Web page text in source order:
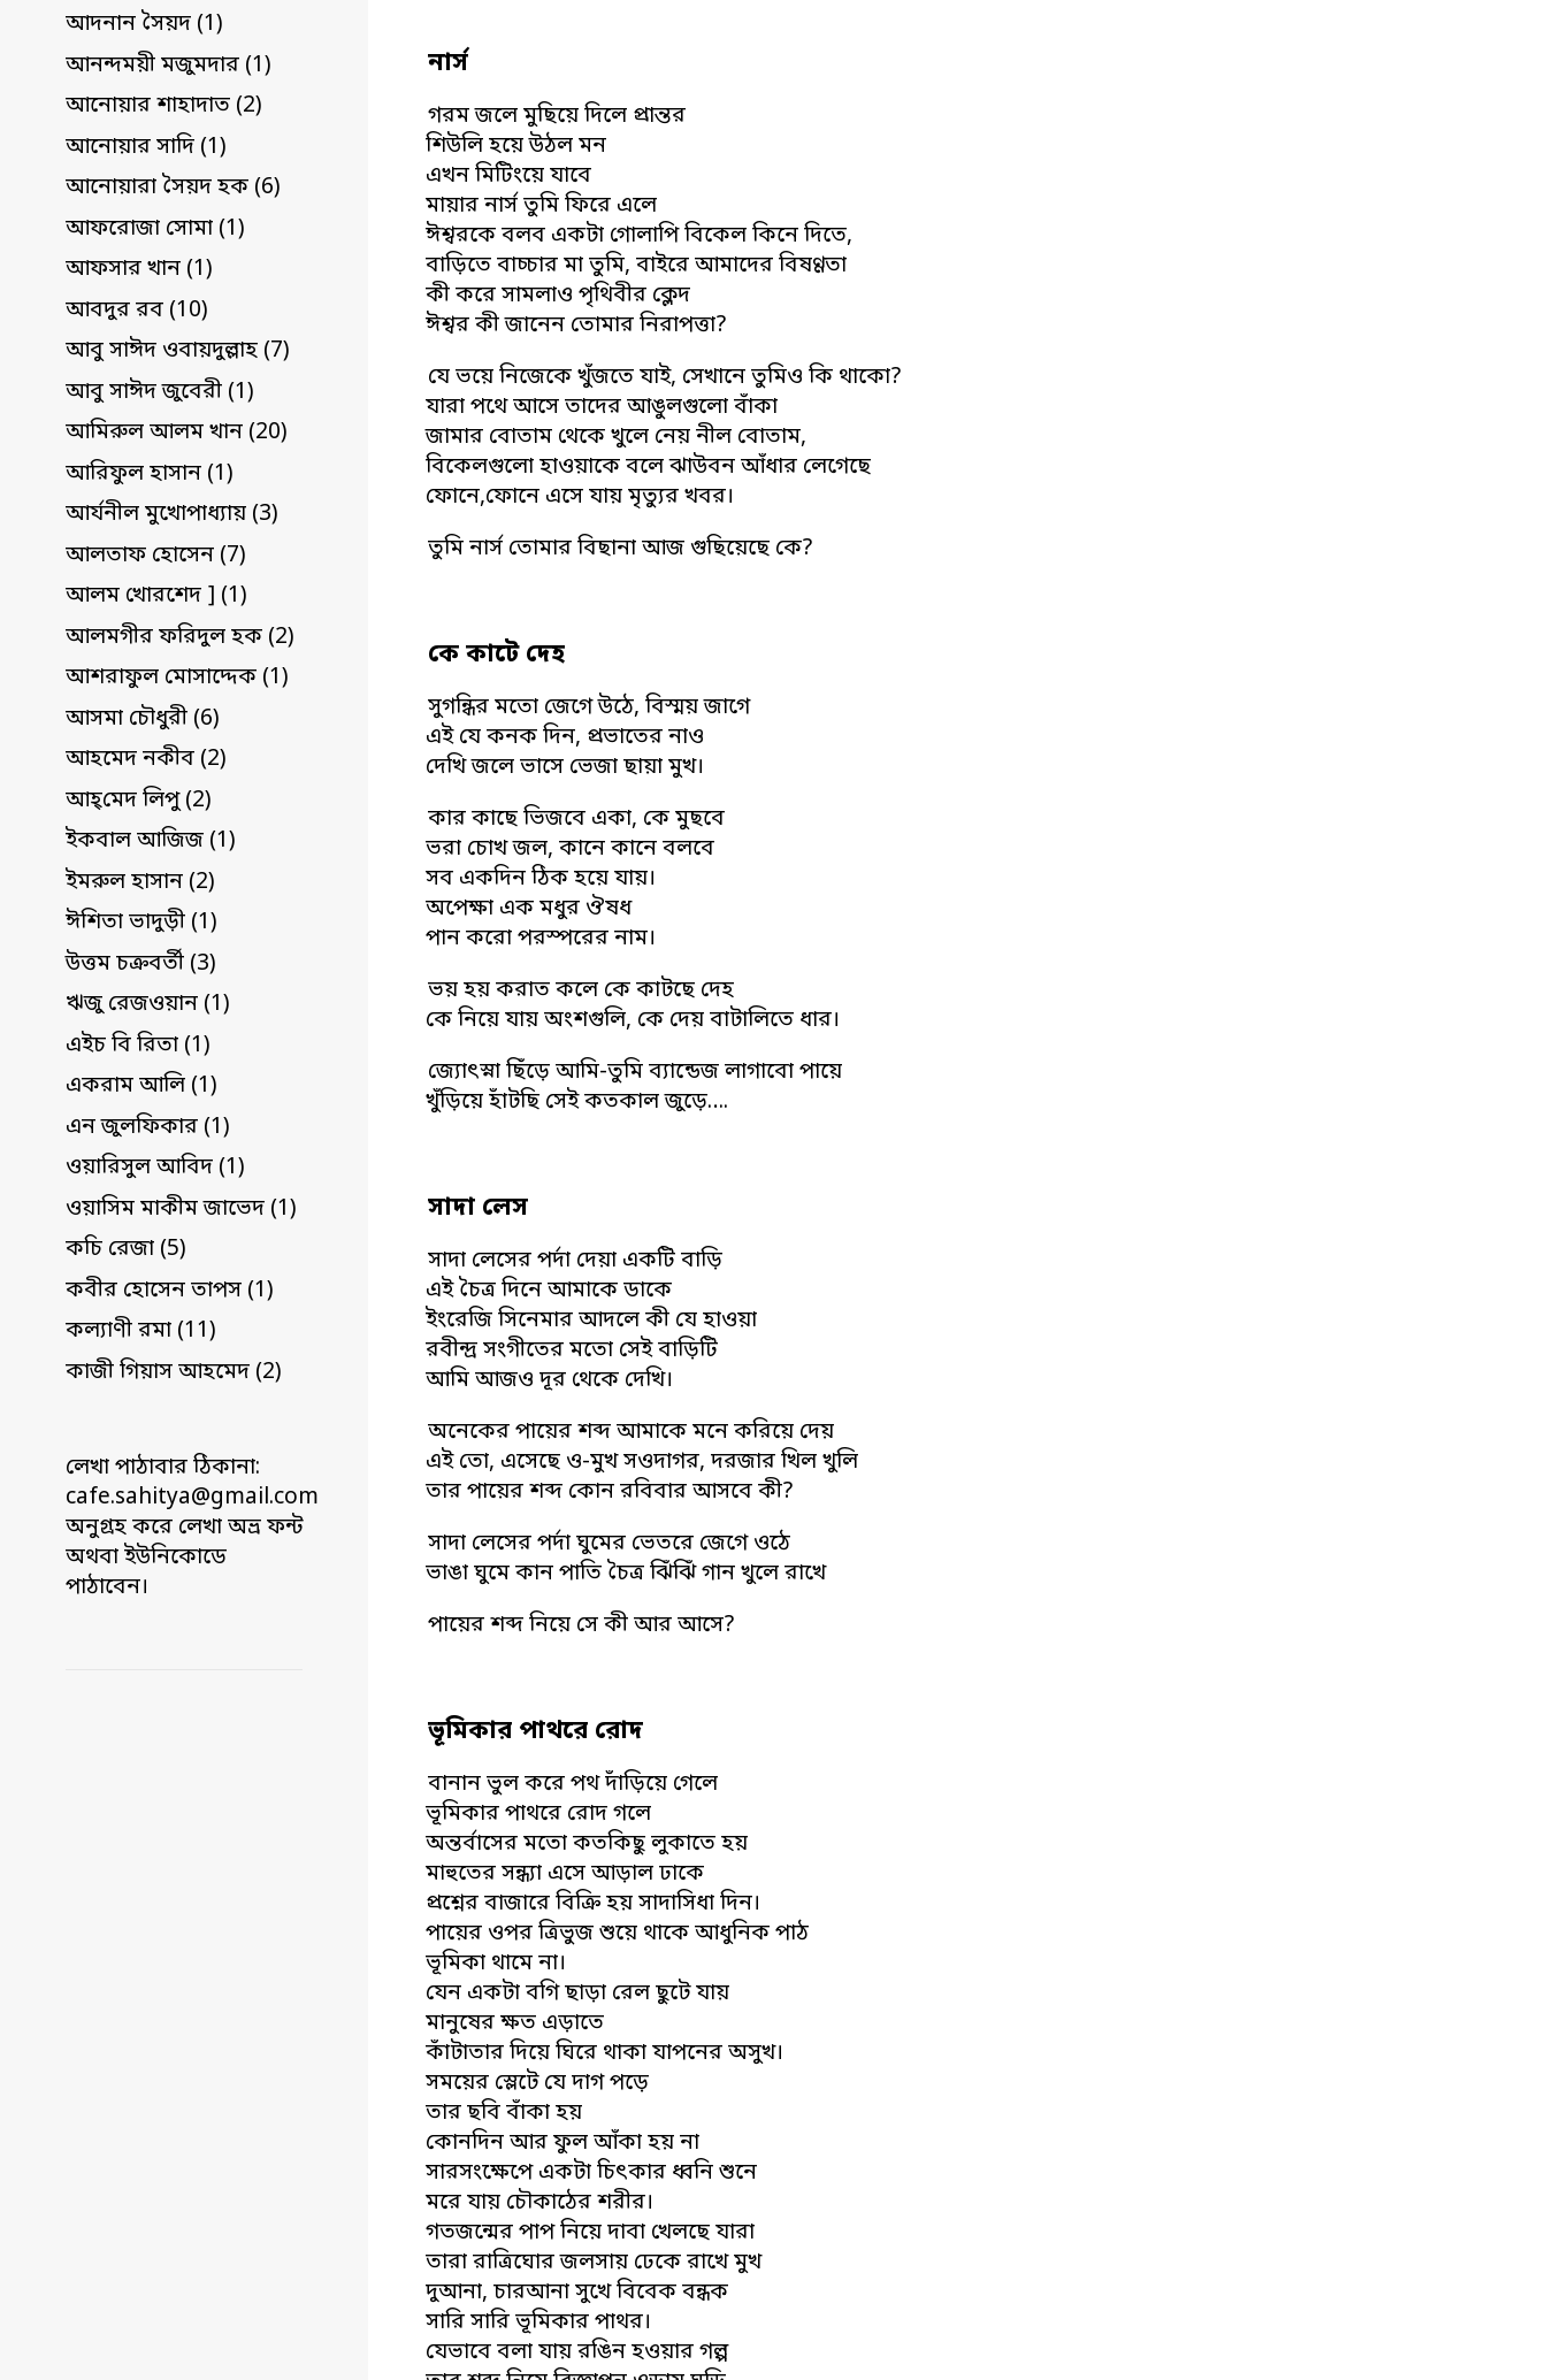
আদনান সৈয়দ (1)
আনন্দময়ী মজুমদার (1)
আনোয়ার শাহাদাত (2)
আনোয়ার সাদি (1)
আনোয়ারা সৈয়দ হক (6)
আফরোজা সোমা (1)
আফসার খান (1)
আবদুর রব (10)
আবু সাঈদ ওবায়দুল্লাহ (7)
আবু সাঈদ জুবেরী (1)
আমিরুল আলম খান (20)
আরিফুল হাসান (1)
আর্যনীল মুখোপাধ্যায় (3)
আলতাফ হোসেন (7)
আলম খোরশেদ ] (1)
আলমগীর ফরিদুল হক (2)
আশরাফুল মোসাদ্দেক (1)
আসমা চৌধুরী (6)
আহমেদ নকীব (2)
আহ্‌মেদ লিপু (2)
ইকবাল আজিজ (1)
ইমরুল হাসান (2)
ঈশিতা ভাদুড়ী (1)
উত্তম চক্রবর্তী (3)
ঋজু রেজওয়ান (1)
এইচ বি রিতা (1)
একরাম আলি (1)
এন জুলফিকার (1)
ওয়ারিসুল আবিদ (1)
ওয়াসিম মাকীম জাভেদ (1)
কচি রেজা (5)
কবীর হোসেন তাপস (1)
কল্যাণী রমা (11)
কাজী গিয়াস আহমেদ (2)
লেখা পাঠাবার ঠিকানা:
cafe.sahitya@gmail.com
অনুগ্রহ করে লেখা অভ্র ফন্ট
অথবা ইউনিকোডে
পাঠাবেন।
নার্স
গরম জলে মুছিয়ে দিলে প্রান্তর
শিউলি হয়ে উঠল মন
এখন মিটিংয়ে যাবে
মায়ার নার্স তুমি ফিরে এলে
ঈশ্বরকে বলব একটা গোলাপি বিকেল কিনে দিতে,
বাড়িতে বাচ্চার মা তুমি, বাইরে আমাদের বিষণ্ণতা
কী করে সামলাও পৃথিবীর ক্লেদ
ঈশ্বর কী জানেন তোমার নিরাপত্তা?
যে ভয়ে নিজেকে খুঁজতে যাই, সেখানে তুমিও কি থাকো?
যারা পথে আসে তাদের আঙুলগুলো বাঁকা
জামার বোতাম থেকে খুলে নেয় নীল বোতাম,
বিকেলগুলো হাওয়াকে বলে ঝাউবন আঁধার লেগেছে
ফোনে,ফোনে এসে যায় মৃত্যুর খবর।
তুমি নার্স তোমার বিছানা আজ গুছিয়েছে কে?
কে কাটে দেহ
সুগন্ধির মতো জেগে উঠে, বিস্ময় জাগে
এই যে কনক দিন, প্রভাতের নাও
দেখি জলে ভাসে ভেজা ছায়া মুখ।
কার কাছে ভিজবে একা, কে মুছবে
ভরা চোখ জল, কানে কানে বলবে
সব একদিন ঠিক হয়ে যায়।
অপেক্ষা এক মধুর ঔষধ
পান করো পরস্পরের নাম।
ভয় হয় করাত কলে কে কাটছে দেহ
কে নিয়ে যায় অংশগুলি, কে দেয় বাটালিতে ধার।
জ্যোৎস্না ছিঁড়ে আমি-তুমি ব্যান্ডেজ লাগাবো পায়ে
খুঁড়িয়ে হাঁটছি সেই কতকাল জুড়ে….
সাদা লেস
সাদা লেসের পর্দা দেয়া একটি বাড়ি
এই চৈত্র দিনে আমাকে ডাকে
ইংরেজি সিনেমার আদলে কী যে হাওয়া
রবীন্দ্র সংগীতের মতো সেই বাড়িটি
আমি আজও দূর থেকে দেখি।
অনেকের পায়ের শব্দ আমাকে মনে করিয়ে দেয়
এই তো, এসেছে ও-মুখ সওদাগর, দরজার খিল খুলি
তার পায়ের শব্দ কোন রবিবার আসবে কী?
সাদা লেসের পর্দা ঘুমের ভেতরে জেগে ওঠে
ভাঙা ঘুমে কান পাতি চৈত্র ঝিঁঝিঁ গান খুলে রাখে
পায়ের শব্দ নিয়ে সে কী আর আসে?
ভূমিকার পাথরে রোদ
বানান ভুল করে পথ দাঁড়িয়ে গেলে
ভূমিকার পাথরে রোদ গলে
অন্তর্বাসের মতো কতকিছু লুকাতে হয়
মাহুতের সন্ধ্যা এসে আড়াল ঢাকে
প্রশ্নের বাজারে বিক্রি হয় সাদাসিধা দিন।
পায়ের ওপর ত্রিভুজ শুয়ে থাকে আধুনিক পাঠ
ভূমিকা থামে না।
যেন একটা বগি ছাড়া রেল ছুটে যায়
মানুষের ক্ষত এড়াতে
কাঁটাতার দিয়ে ঘিরে থাকা যাপনের অসুখ।
সময়ের স্লেটে যে দাগ পড়ে
তার ছবি বাঁকা হয়
কোনদিন আর ফুল আঁকা হয় না
সারসংক্ষেপে একটা চিৎকার ধ্বনি শুনে
মরে যায় চৌকাঠের শরীর।
গতজন্মের পাপ নিয়ে দাবা খেলছে যারা
তারা রাত্রিঘোর জলসায় ঢেকে রাখে মুখ
দুআনা, চারআনা সুখে বিবেক বন্ধক
সারি সারি ভূমিকার পাথর।
যেভাবে বলা যায় রঙিন হওয়ার গল্প